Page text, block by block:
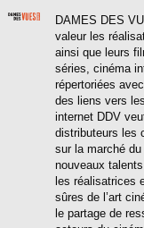
DAMES DES
valeur les
ainsi que leurs
séries, cinéma
répertoriées
des liens vers
internet DDV
distributeurs les
sur la marché
nouveaux
les réalisatrices
sûres de l’art
le partage de